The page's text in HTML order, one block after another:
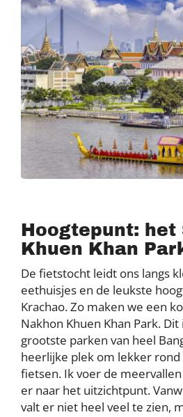
Hoogtepunt: het
Khuen Khan
De fietstocht leidt ons langs
eethuisjes en de leukste
Krachao. Zo maken we een
Nakhon Khuen Khan Park. Dit
grootste parken van heel
heerlijke plek om lekker
fietsen. Ik voer de
er naar het uitzichtpunt.
valt er niet heel veel te zien,